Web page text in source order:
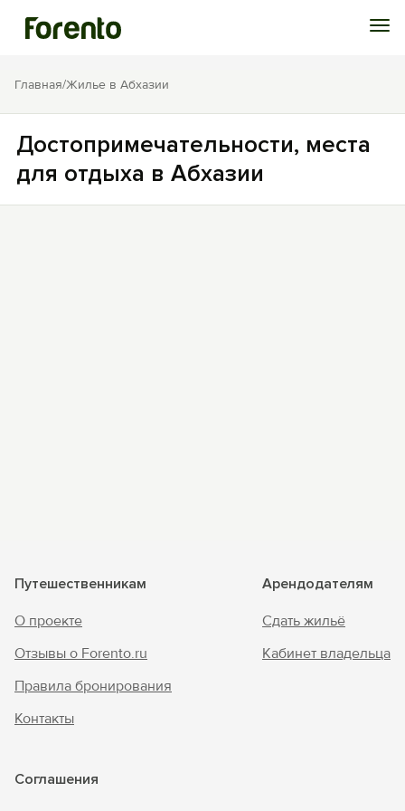
Войти
История просмотра
Главная/Жилье в Абхазии
Достопримечательности, места
для отдыха в Абхазии
Путешественникам
О проекте
Отзывы о Forento.ru
Правила бронирования
Контакты
Арендодателям
Сдать жильё
Кабинет владельца
Соглашения